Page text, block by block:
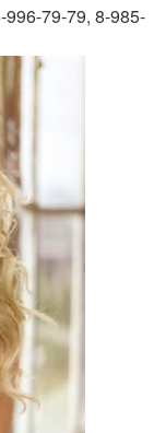
996-79-79, 8-985-